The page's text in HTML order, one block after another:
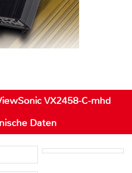
VX2458-C-mhd
Daten